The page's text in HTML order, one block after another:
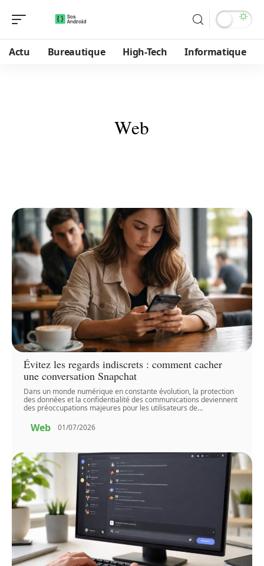
Actu Bureautique High-Tech Informatique
Web
Évitez les regards indiscrets : comment cacher
une conversation Snapchat
Dans un monde numérique en constante évolution, la protection
des données et la confidentialité des communications deviennent
des préoccupations majeures pour les utilisateurs de…
Web 01/07/2026